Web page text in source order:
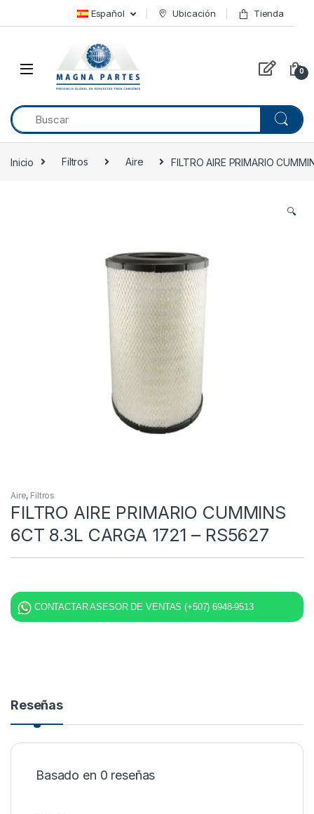
Skip to navigation Español Ubicación Tienda
0
Inicio Filtros Aire FILTRO AIRE PRIMARIO
🔍
Aire, Filtros
FILTRO AIRE PRIMARIO CUMMINS
6CT 8.3L CARGA 1721 – RS5627
CONTACTAR ASESOR DE VENTAS (+507) 6948-9513
Reseñas
Basado en 0 reseñas